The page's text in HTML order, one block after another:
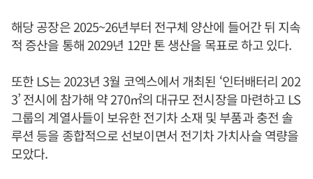
해당 공장은 2025~26년부터 전구체 양산에 들어간 뒤 지속
적 증산을 통해 2029년 12만 톤 생산을 목표로 하고 있다.
또한 LS는 2023년 3월 코엑스에서 개최된 ‘인터배터리 202
3’ 전시에 참가해 약 270㎡의 대규모 전시장을 마련하고 LS
그룹의 계열사들이 보유한 전기차 소재 및 부품과 충전 솔
루션 등을 종합적으로 선보이면서 전기차 가치사슬 역량을
모았다.